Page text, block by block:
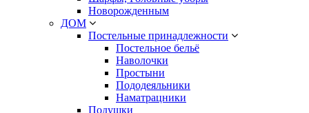
Новорожденным
ДОМ
Постельные принадлежности
Постельное бельё
Наволочки
Простыни
Пододеяльники
Наматрацники
Подушки